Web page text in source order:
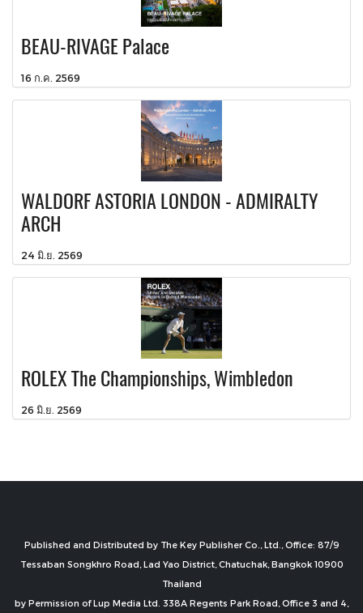
BEAU-RIVAGE Palace
16 ก.ค. 2569
WALDORF ASTORIA LONDON - ADMIRALTY
ARCH
24 มิ.ย. 2569
ROLEX The Championships, Wimbledon
26 มิ.ย. 2569
Published and Distributed by The Key Publisher Co., Ltd., Office: 87/9
Tessaban Songkhro Road, Lad Yao District, Chatuchak, Bangkok 10900
Thailand
by Permission of Lup Media Ltd. 338A Regents Park Road, Office 3 and 4,